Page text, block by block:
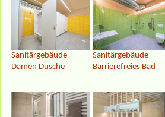
Sanitärgebäude -
Damen Dusche
Sanitärgebäude -
Barrierefreies Bad